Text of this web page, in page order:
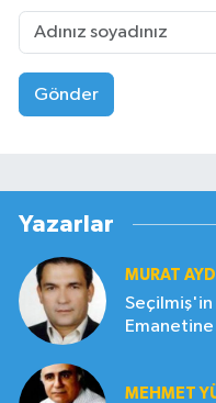
Gönder
Yazarlar
MURAT
Seçilmiş'in
MEHMET